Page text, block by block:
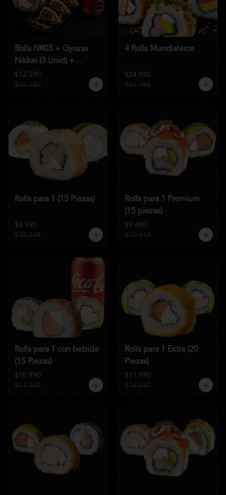
Rolls NR03 + Gyozas
Nikkei (3 Unid) +
Bebida a elección
$12.590
$15.740
4 Rolls Mundialeros
$24.920
$31.190
Rolls para 1 (15 Piezas)
$8.990
$10.339
Rolls para 1 Premium
(15 piezas)
$9.490
$10.914
Rolls para 1 con bebida
(15 Piezas)
$10.990
$11.960
Rolls para 1 Extra (20
Piezas)
$11.990
$13.650